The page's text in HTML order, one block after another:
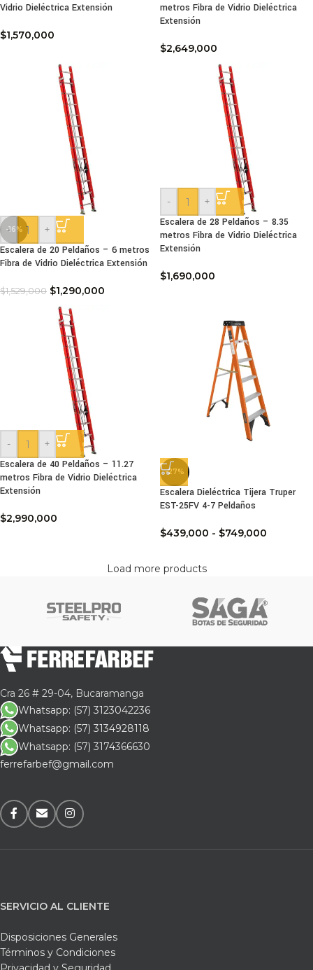
Vidrio Dieléctrica Extensión
$1,570,000
metros Fibra de Vidrio Dieléctrica
Extensión
$2,649,000
-16%
-
+
Escalera de 20 Peldaños – 6 metros
Fibra de Vidrio Dieléctrica Extensión
$1,529,000 $1,290,000
-
+
Escalera de 28 Peldaños – 8.35
metros Fibra de Vidrio Dieléctrica
Extensión
$1,690,000
-
+
Escalera de 40 Peldaños – 11.27
metros Fibra de Vidrio Dieléctrica
Extensión
$2,990,000
-27%
Escalera Dieléctrica Tijera Truper
EST-25FV 4-7 Peldaños
$439,000 - $749,000
Load more products
Cra 26 # 29-04, Bucaramanga
Whatsapp: (57) 3123042236
Whatsapp: (57) 3134928118
Whatsapp: (57) 3174366630
ferrefarbef@gmail.com
SERVICIO AL CLIENTE
Disposiciones Generales
Términos y Condiciones